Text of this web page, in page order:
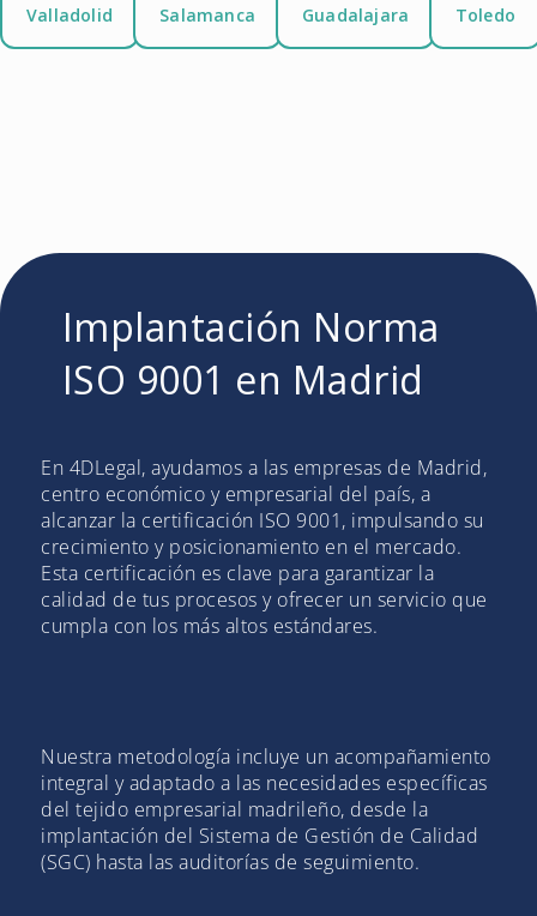
Valladolid Salamanca Guadalajara Toledo
Implantación Norma
ISO 9001 en Madrid
En 4DLegal, ayudamos a las empresas de Madrid,
centro económico y empresarial del país, a
alcanzar la certificación ISO 9001, impulsando su
crecimiento y posicionamiento en el mercado.
Esta certificación es clave para garantizar la
calidad de tus procesos y ofrecer un servicio que
cumpla con los más altos estándares.
Nuestra metodología incluye un acompañamiento
integral y adaptado a las necesidades específicas
del tejido empresarial madrileño, desde la
implantación del Sistema de Gestión de Calidad
(SGC) hasta las auditorías de seguimiento.